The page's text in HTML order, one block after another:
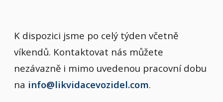
K dispozici jsme po celý týden včetně
víkendů. Kontaktovat nás můžete
nezávazně i mimo uvedenou pracovní dobu
na info@likvidacevozidel.com.